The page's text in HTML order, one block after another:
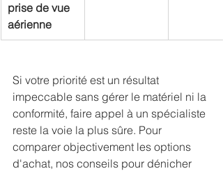
prise de vue
aérienne
Si votre priorité est un résultat
impeccable sans gérer le matériel ni la
conformité, faire appel à un spécialiste
reste la voie la plus sûre. Pour
comparer objectivement les options
d'achat, nos conseils pour dénicher